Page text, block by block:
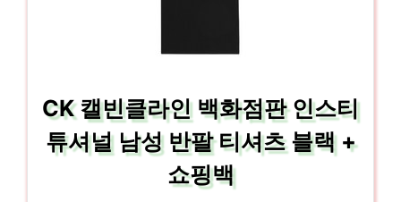
CK 캘빈클라인 백화점판 인스티
튜셔널 남성 반팔 티셔츠 블랙 +
쇼핑백